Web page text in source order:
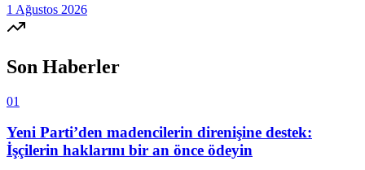
1 Ağustos 2026
Son Haberler
01
Yeni Parti’den madencilerin direnişine destek:
İşçilerin haklarını bir an önce ödeyin